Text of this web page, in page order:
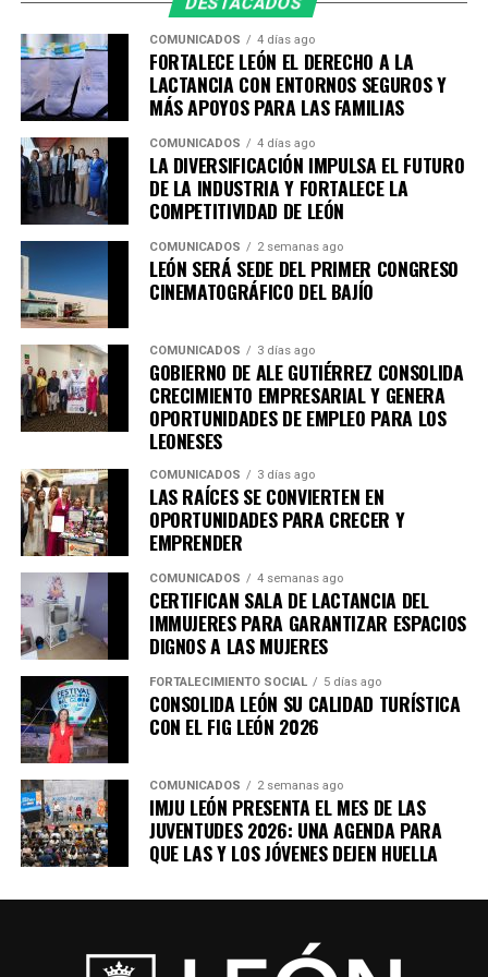
académicas y organismos empresariales de la ciudad,
entre ellos la Academia Metropolitana de Seguridad
Pública, CANACO Servytur León, Universidad
Iberoamericana León, Universidad La Salle Bajío,
CANACINTRA León y el Tecnológico de Monterrey
Campus León, fortaleciendo el trabajo colaborativo
entre gobierno, academia, iniciativa privada y sociedad.
Municipal de Planeación de León refrendan su
compromiso con la participación ciudadana y la
planeación estratégica como herramientas
fundamentales para construir una ciudad más
competitiva, sostenible, incluyente y preparada para los
retos de las próximas décadas.
COMUNICADOS 4 días ago
FORTALECE LEÓN EL DERECHO A LA
LACTANCIA CON ENTORNOS SEGUROS Y
MÁS APOYOS PARA LAS FAMILIAS
COMUNICADOS 4 días ago
LA DIVERSIFICACIÓN IMPULSA EL FUTURO
DE LA INDUSTRIA Y FORTALECE LA
COMPETITIVIDAD DE LEÓN
COMUNICADOS 2 semanas ago
LEÓN SERÁ SEDE DEL PRIMER CONGRESO
CINEMATOGRÁFICO DEL BAJÍO
COMUNICADOS 3 días ago
GOBIERNO DE ALE GUTIÉRREZ CONSOLIDA
CRECIMIENTO EMPRESARIAL Y GENERA
OPORTUNIDADES DE EMPLEO PARA LOS
LEONESES
COMUNICADOS 3 días ago
LAS RAÍCES SE CONVIERTEN EN
OPORTUNIDADES PARA CRECER Y
EMPRENDER
COMUNICADOS 4 semanas ago
CERTIFICAN SALA DE LACTANCIA DEL
IMMUJERES PARA GARANTIZAR ESPACIOS
DIGNOS A LAS MUJERES
FORTALECIMIENTO SOCIAL 5 días ago
CONSOLIDA LEÓN SU CALIDAD TURÍSTICA
CON EL FIG LEÓN 2026
COMUNICADOS 2 semanas ago
IMJU LEÓN PRESENTA EL MES DE LAS
JUVENTUDES 2026: UNA AGENDA PARA
QUE LAS Y LOS JÓVENES DEJEN HUELLA